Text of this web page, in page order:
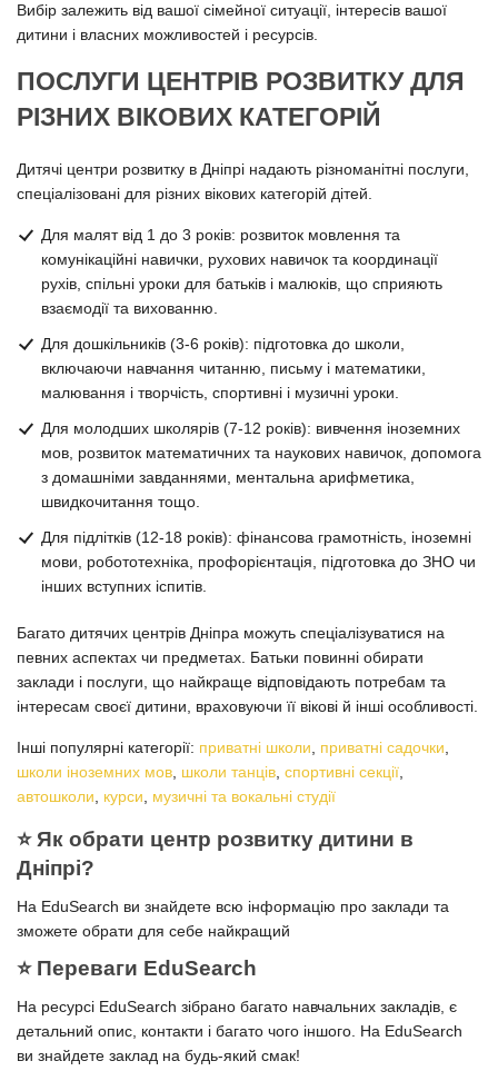
Вибір залежить від вашої сімейної ситуації, інтересів вашої
дитини і власних можливостей і ресурсів.
ПОСЛУГИ ЦЕНТРІВ РОЗВИТКУ ДЛЯ
РІЗНИХ ВІКОВИХ КАТЕГОРІЙ
Дитячі центри розвитку в Дніпрі надають різноманітні послуги,
спеціалізовані для різних вікових категорій дітей.
Для малят від 1 до 3 років: розвиток мовлення та
комунікаційні навички, рухових навичок та координації
рухів, спільні уроки для батьків і малюків, що сприяють
взаємодії та вихованню.
Для дошкільників (3-6 років): підготовка до школи,
включаючи навчання читанню, письму і математики,
малювання і творчість, спортивні і музичні уроки.
Для молодших школярів (7-12 років): вивчення іноземних
мов, розвиток математичних та наукових навичок, допомога
з домашніми завданнями, ментальна арифметика,
швидкочитання тощо.
Для підлітків (12-18 років): фінансова грамотність, іноземні
мови, робототехніка, профорієнтація, підготовка до ЗНО чи
інших вступних іспитів.
Багато дитячих центрів Дніпра можуть спеціалізуватися на
певних аспектах чи предметах. Батьки повинні обирати
заклади і послуги, що найкраще відповідають потребам та
інтересам своєї дитини, враховуючи її вікові й інші особливості.
Інші популярні категорії: приватні школи, приватні садочки,
школи іноземних мов, школи танців, спортивні секції,
автошколи, курси, музичні та вокальні студії
⭐️ Як обрати центр розвитку дитини в
Дніпрі?
На EduSearch ви знайдете всю інформацію про заклади та
зможете обрати для себе найкращий
⭐️ Переваги EduSearch
На ресурсі EduSearch зібрано багато навчальних закладів, є
детальний опис, контакти і багато чого іншого. На EduSearch
ви знайдете заклад на будь-який смак!